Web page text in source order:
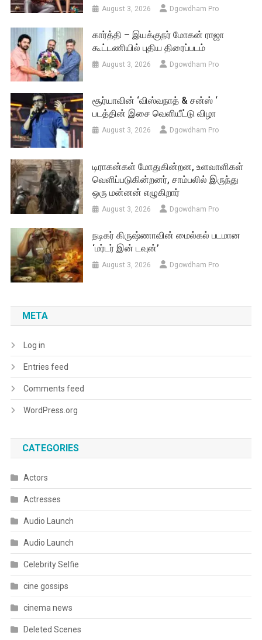
August 3, 2026 Dgowdham Pro
கார்த்தி – இயக்குநர் மோகன் ராஜா
கூட்டணியில் புதிய திரைப்படம்
August 3, 2026 Dgowdham Pro
சூர்யாவின் ‘விஸ்வநாத் & சன்ஸ் ‘
படத்தின் இசை வெளியீட்டு விழா
August 3, 2026 Dgowdham Pro
டிராகன்கள் மோதுகின்றன, உளவாளிகள்
வெளிப்படுகின்றனர், சாம்பலில் இருந்து
ஒரு மன்னன் எழுகிறார்
August 3, 2026 Dgowdham Pro
நடிகர் கிருஷ்ணாவின் மைல்கல் படமான
‘மர்டர் இன் டவுன்’
August 3, 2026 Dgowdham Pro
META
Log in
Entries feed
Comments feed
WordPress.org
CATEGORIES
Actors
Actresses
Audio Launch
Audio Launch
Celebrity Selfie
cine gossips
cinema news
Deleted Scenes